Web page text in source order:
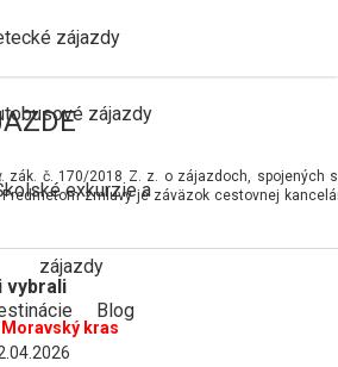
zájazdy
zájazdy
exkurzie a
zájazdy
Blog
zák. č. 170/2018 Z. z. o zájazdoch, spojených
Predmetom zmluvy je záväzok cestovnej
vybrali
kras